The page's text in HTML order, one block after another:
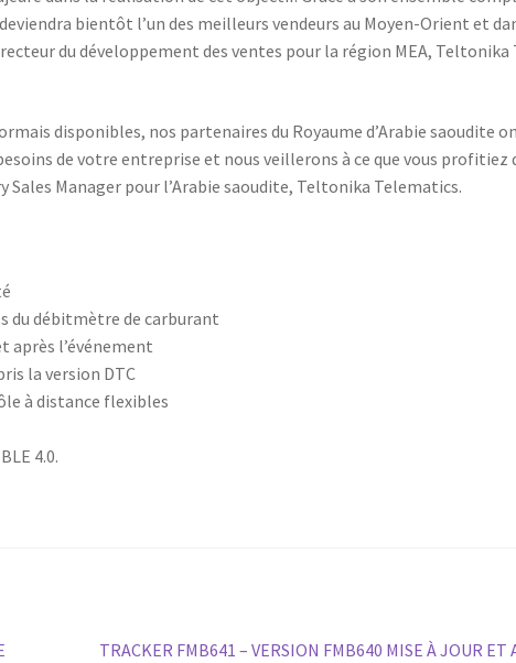
deviendra bientôt l’un des meilleurs vendeurs au Moyen-Orient et
du développement des ventes pour la région MEA,
disponibles, nos partenaires du Royaume d’Arabie saoudite
de votre entreprise et nous veillerons à ce que vous profitiez
Manager pour l’Arabie saoudite, Teltonika Telematics.
du débitmètre de carburant
après l’événement
la version DTC
à distance flexibles
4.0.
Article
TRACKER FMB641 – VERSION FMB640 MISE À JOUR ET